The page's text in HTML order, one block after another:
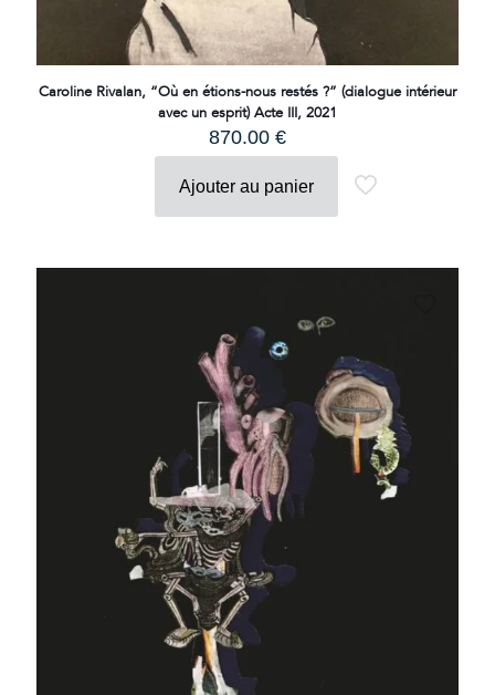
Caroline Rivalan, “Où en étions-nous restés ?” (dialogue intérieur
avec un esprit) Acte III, 2021
870.00 €
Ajouter au panier